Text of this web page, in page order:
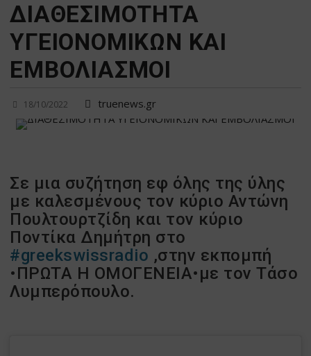
ΔΙΑΘΕΣΙΜΟΤΗΤΑ
ΥΓΕΙΟΝΟΜΙΚΩΝ ΚΑΙ
ΕΜΒΟΛΙΑΣΜΟΙ
18/10/2022 truenews.gr
Σε μια συζήτηση εφ όλης της ύλης
με καλεσμένους τον κύριο Αντώνη
Πουλτουρτζίδη και τον κύριο
Ποντίκα Δημήτρη στο
#greekswissradio ,στην εκπομπή
•ΠΡΩΤΑ Η ΟΜΟΓΕΝΕΙΑ•με τον Τάσο
Λυμπερόπουλο.